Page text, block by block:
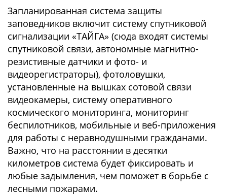
Запланированная система защиты
заповедников включит систему спутниковой
сигнализации «ТАЙГА» (сюда входят системы
спутниковой связи, автономные магнитно-
резистивные датчики и фото- и
видеорегистраторы), фотоловушки,
установленные на вышках сотовой связи
видеокамеры, систему оперативного
космического мониторинга, мониторинг
беспилотников, мобильные и веб-приложения
для работы с неравнодушными гражданами.
Важно, что на расстоянии в десятки
километров система будет фиксировать и
любые задымления, чем поможет в борьбе с
лесными пожарами.